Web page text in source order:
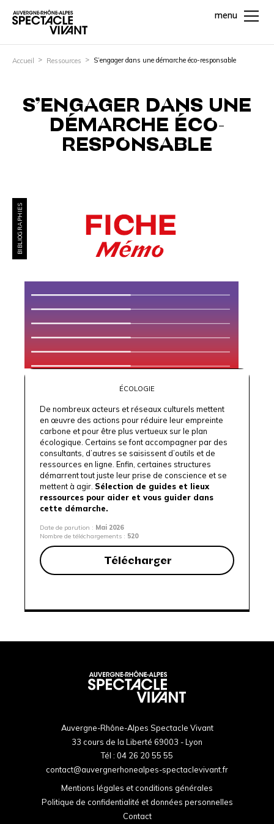
menu
Accueil Ressources S’engager dans une démarche éco-responsable
S’ENGAGER DANS UNE
DÉMARCHE ÉCO-
RESPONSABLE
BIBLIOGRAPHIES
ÉCOLOGIE
De nombreux acteurs et réseaux culturels mettent
en œuvre des actions pour réduire leur empreinte
carbone et pour être plus vertueux sur le plan
écologique. Certains se font accompagner par des
consultants, d’autres se saisissent d’outils et de
ressources en ligne. Enfin, certaines structures
démarrent tout juste leur prise de conscience et se
mettent à agir. Sélection de guides et lieux
ressources pour aider et vous guider dans
cette démarche.
Date de parution : Mai 2026
Nombre de téléchargements : 520
Télécharger
Auvergne-Rhône-Alpes Spectacle Vivant
33 cours de la Liberté 69003 - Lyon
Tél : 04 26 20 55 55
contact@auvergnerhonealpes-spectaclevivant.fr
Mentions légales et conditions générales
Politique de confidentialité et données personnelles
Contact